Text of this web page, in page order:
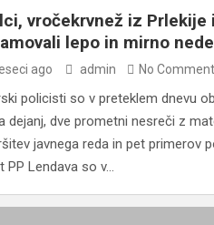
vročekrvnež iz Prlekije
lepo in mirno
ago admin No
policisti so v preteklem dnevu
dejanj, dve prometni nesreči z
javnega reda in pet primerov
PP Lendava so v…